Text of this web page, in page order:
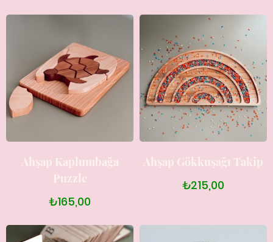
Ahşap Kaplumbağa
Puzzle
₺165,00
Ahşap Gökkuşağı Takip
₺215,00